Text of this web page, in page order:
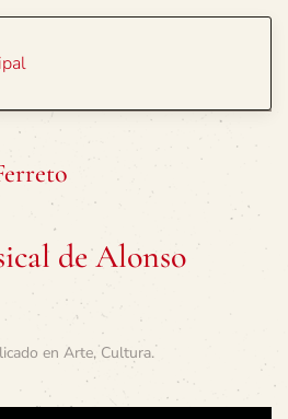
de Alonso
en Arte,Cultura.